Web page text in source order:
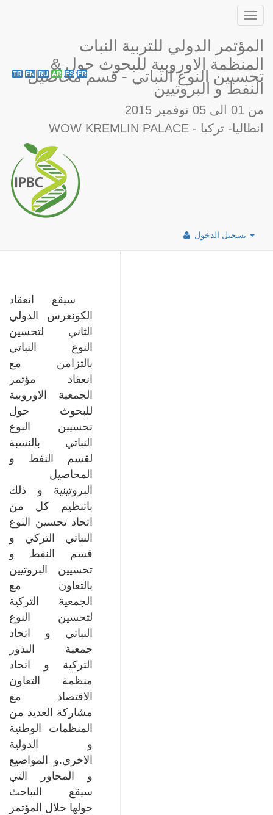
المؤتمر الدولي للتربية النبات
& المنظمة الاوروبية للبحوث حول
تحسيين النوع النباتي - قسم محاصيل
النفط و البروتيين
من 01 الى 05 نوفمبر 2015
WOW KREMLIN PALACE - انطاليا- تركيا
TR EN RU AR ES FR
سيقع انعقاد
الكونغرس الدولي
الثاني لتحسين
النوع النباتي
بالتزامن مع
انعقاد مؤتمر
الجمعية الاوروبية
للبحوث حول
تحسيين النوع
النباتي بالنسبة
لقسم النفط و
المحاصيل
البروتينية و ذلك
باتنظيم كل من
اتحاد تحسين النوع
النباتي التركي و
قسم النفط و
تحسيين البروتيين
بالتعاون مع
الجمعية التركية
لتحسين النوع
النباتي و اتحاد
جمعية البذور
التركية و اتحاد
منظمة التعاون
الاقتصاد مع
مشاركة العديد من
المنظمات الوطنية
و الدولية
الاخرى.و المواضيع
و المحاور التي
سيقع التباحث
حولها خلال المؤتمر